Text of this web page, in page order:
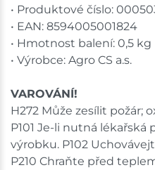
• Produktové číslo:
• EAN: 8594005001824
• Hmotnost balení: 0,5 kg
• Výrobce: Agro CS a.s.
VAROVÁNÍ!
H272 Může zesílit požár;
P101 Je-li nutná
výrobku. P102
P210 Chraňte před